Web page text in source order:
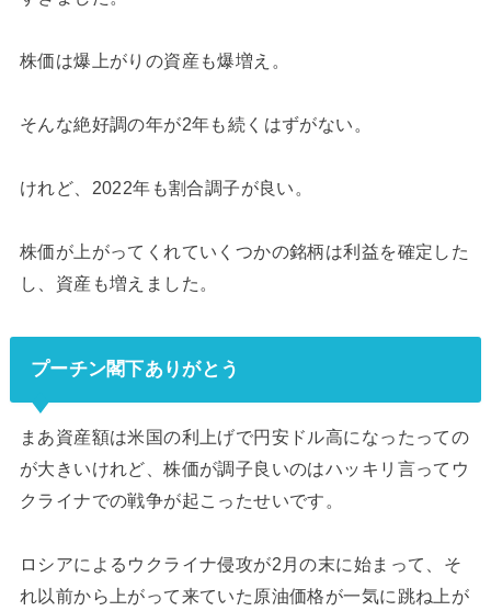
株価は爆上がりの資産も爆増え。
そんな絶好調の年が2年も続くはずがない。
けれど、2022年も割合調子が良い。
株価が上がってくれていくつかの銘柄は利益を確定した
し、資産も増えました。
プーチン閣下ありがとう
まあ資産額は米国の利上げで円安ドル高になったっての
が大きいけれど、株価が調子良いのはハッキリ言ってウ
クライナでの戦争が起こったせいです。
ロシアによるウクライナ侵攻が2月の末に始まって、そ
れ以前から上がって来ていた原油価格が一気に跳ね上が